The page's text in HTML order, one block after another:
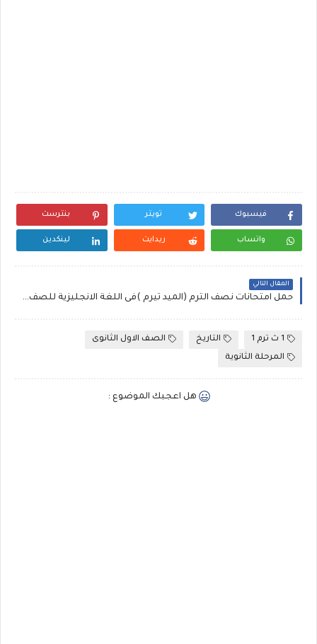
فيسبوك تويتر بنترست
واتساب ريدايت لينكدين
المقال التالي
حمل امتحانات نصف الترم (الميد تيرم )فى اللغة الانجليزية للصف الأول و الثاني الاعدادي || المنهج الجديد 2019
1 ث ترم 1 التاريخ
الصف الاول الثانوى
المرحلة الثانوية
هل اعجبك الموضوع :